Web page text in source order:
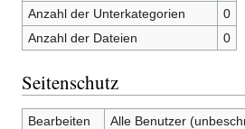
Anzahl der Unterkategorien
0
Anzahl der Dateien
0
Seitenschutz
Bearbeiten
Alle Benutzer